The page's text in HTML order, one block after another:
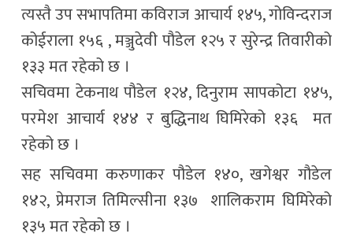
त्यस्तै उप सभापतिमा कविराज आचार्य १४५, गोविन्दराज
कोईराला १५६ , मञ्जुदेवी पौडेल १२५ र सुरेन्द्र तिवारीको
१३३ मत रहेको छ ।
सचिवमा टेकनाथ पौडेल १२४, दिनुराम सापकोटा १४५,
परमेश आचार्य १४४ र बुद्धिनाथ घिमिरेको १३६ मत
रहेको छ ।
सह सचिवमा करुणाकर पौडेल १४०, खगेश्वर गौडेल
१४२, प्रेमराज तिमिल्सीना १३७ शालिकराम घिमिरेको
१३५ मत रहेको छ ।